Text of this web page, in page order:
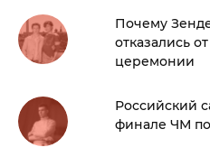
Почему
отказались
церемонии
Российский
финале ЧМ